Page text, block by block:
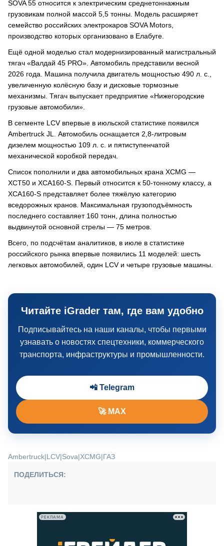
SOVA 55 относится к электрическим среднетоннажным
грузовикам полной массой 5,5 тонны. Модель расширяет
семейство российских электрокаров SOVA Motors,
производство которых организовано в Елабуге.
Ещё одной моделью стал модернизированный магистральный
тягач «Валдай 45 PRO». Автомобиль представили весной
2026 года. Машина получила двигатель мощностью 490 л. с.,
увеличенную колёсную базу и дисковые тормозные
механизмы. Тягач выпускает предприятие «Нижегородские
грузовые автомобили».
В сегменте LCV впервые в июльской статистике появился
Ambertruck JL. Автомобиль оснащается 2,8-литровым
дизелем мощностью 109 л. с. и пятиступенчатой
механической коробкой передач.
Список пополнили и два автомобильных крана XCMG —
XCT50 и XCA160-S. Первый относится к 50-тонному классу, а
XCA160-S представляет более тяжёлую категорию
вседорожных кранов. Максимальная грузоподъёмность
последнего составляет 160 тонн, длина полностью
выдвинутой основной стрелы — 75 метров.
Всего, по подсчётам аналитиков, в июле в статистике
российского рынка впервые появились 11 моделей: шесть
легковых автомобилей, один LCV и четыре грузовые машины.
Читайте iGrader там, где вам удобно
Подписывайтесь на наши каналы, чтобы первыми
узнавать о новостях спецтехники, коммерческого
транспорта, инфраструктуры и промышленности.
📲 Telegram
🚀 MAX
Ambertruck|LCV|Sova|XCMG|ГАЗ
ПОДЕЛИТЬСЯ:
РЕКЛАМА